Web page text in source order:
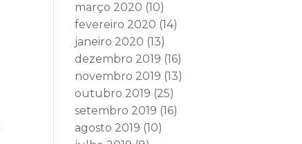
março 2020 (10)
fevereiro 2020 (14)
janeiro 2020 (13)
dezembro 2019 (16)
novembro 2019 (13)
outubro 2019 (25)
setembro 2019 (16)
agosto 2019 (10)